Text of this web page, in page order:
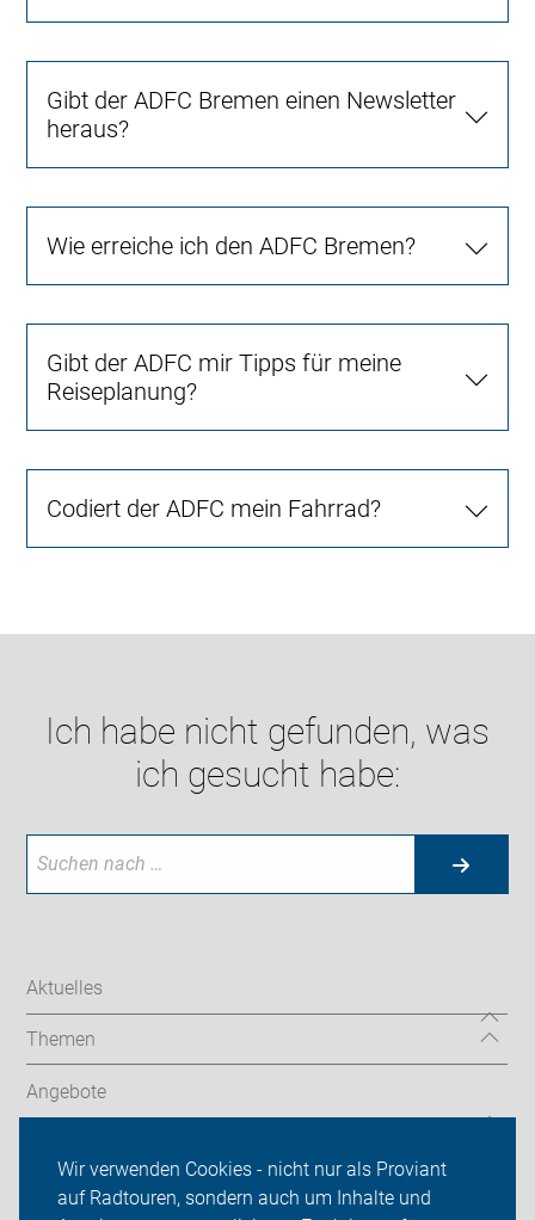
Wir verwenden Cookies - nicht nur als Proviant
auf Radtouren, sondern auch um Inhalte und
Gibt der ADFC Bremen einen Newsletter
heraus?
Wie erreiche ich den ADFC Bremen?
Gibt der ADFC mir Tipps für meine
Reiseplanung?
Codiert der ADFC mein Fahrrad?
Ich habe nicht gefunden, was
ich gesucht habe:
Aktuelles
Themen
Angebote
Sei dabei